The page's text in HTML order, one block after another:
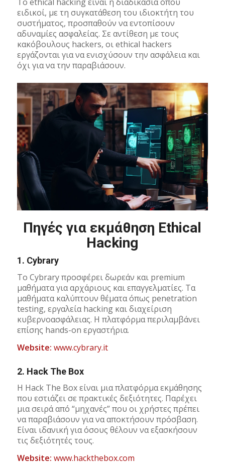
Το ethical hacking είναι η διαδικασία όπου
ειδικοί, με τη συγκατάθεση του ιδιοκτήτη του
συστήματος, προσπαθούν να εντοπίσουν
αδυναμίες ασφαλείας. Σε αντίθεση με τους
κακόβουλους hackers, οι ethical hackers
εργάζονται για να ενισχύσουν την ασφάλεια και
όχι για να την παραβιάσουν.
Πηγές για εκμάθηση Ethical
Hacking
1. Cybrary
Το Cybrary προσφέρει δωρεάν και premium
μαθήματα για αρχάριους και επαγγελματίες. Τα
μαθήματα καλύπτουν θέματα όπως penetration
testing, εργαλεία hacking και διαχείριση
κυβερνοασφάλειας. Η πλατφόρμα περιλαμβάνει
επίσης hands-on εργαστήρια.
Website: www.cybrary.it
2. Hack The Box
Η Hack The Box είναι μια πλατφόρμα εκμάθησης
που εστιάζει σε πρακτικές δεξιότητες. Παρέχει
μια σειρά από “μηχανές” που οι χρήστες πρέπει
να παραβιάσουν για να αποκτήσουν πρόσβαση.
Είναι ιδανική για όσους θέλουν να εξασκήσουν
τις δεξιότητές τους.
Website: www.hackthebox.com